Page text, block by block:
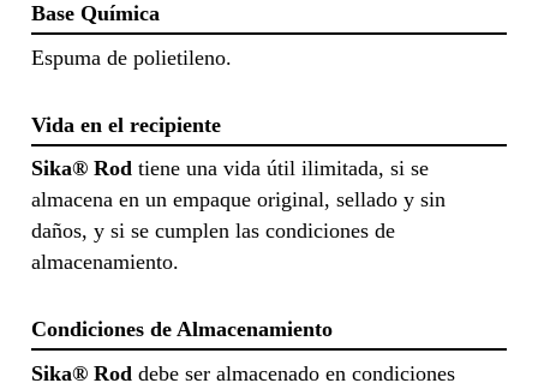
Base Química
Espuma de polietileno.
Vida en el recipiente
Sika® Rod tiene una vida útil ilimitada, si se
almacena en un empaque original, sellado y sin
daños, y si se cumplen las condiciones de
almacenamiento.
Condiciones de Almacenamiento
Sika® Rod debe ser almacenado en condiciones